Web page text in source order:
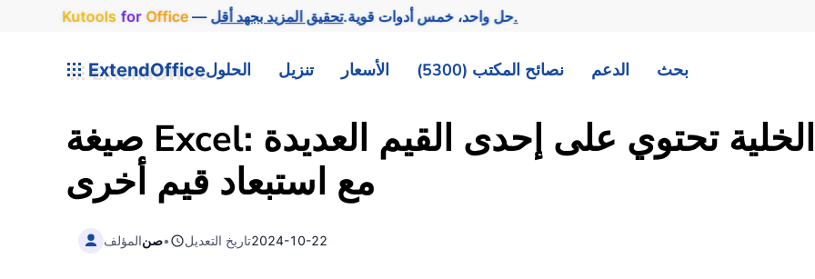
Kutools for Office — حل واحد، خمس أدوات قوية.تحقيق المزيد بجهد أقل.
ExtendOfficeالحلول تنزيل الأسعار نصائح المكتب (5300) الدعم بحث
صيغة Excel: التحقق مما إذا كانت الخلية تحتوي على إحدى القيم العديدة
مع استبعاد قيم أخرى
المؤلفصن• تاريخ التعديل2024-10-22